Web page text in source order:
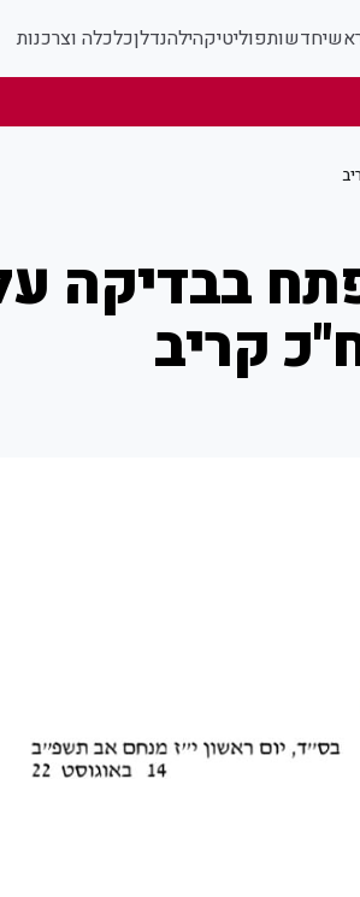
חדשותפוליטיקהילהנדלןכלכלה וצרכנות
בבדיקה
קריב